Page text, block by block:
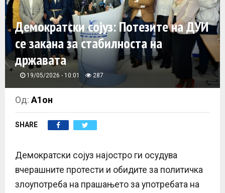
A
R
Y
M
E
N
U
Демократски сојуз: Потезите на ДУИ
се закана за стабилноста на
државата
19/05/2026 - 10:01 287
Од:А1он
SHARE
Демократски сојуз најостро ги осудува
вчерашните протести и обидите за политичка
злоупотреба на прашањето за употребата на